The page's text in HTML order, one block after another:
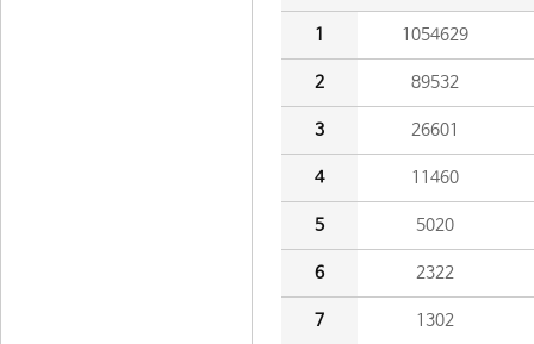
1 1054629
2 89532
3 26601
4 11460
5 5020
6 2322
7 1302